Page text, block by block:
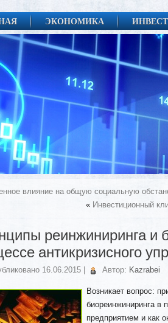
ЭКОНОМИКА
влияние на общую социальную
« Инвестиционный
реинжиниринга и
антикризисного
16.06.2015 Автор: Kazrabei
Возникает вопрос:
биореинжиниринга в
предприятием и как